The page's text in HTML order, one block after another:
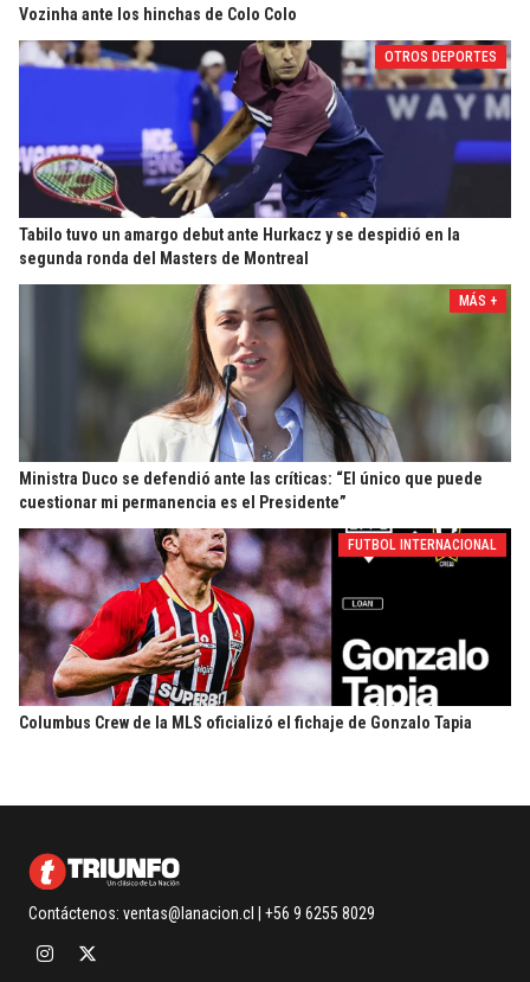
Vozinha ante los hinchas de Colo Colo
OTROS DEPORTES
Tabilo tuvo un amargo debut ante Hurkacz y se despidió en la
segunda ronda del Masters de Montreal
MÁS +
Ministra Duco se defendió ante las críticas: “El único que puede
cuestionar mi permanencia es el Presidente”
FUTBOL INTERNACIONAL
Columbus Crew de la MLS oficializó el fichaje de Gonzalo Tapia
Contáctenos: ventas@lanacion.cl | +56 9 6255 8029